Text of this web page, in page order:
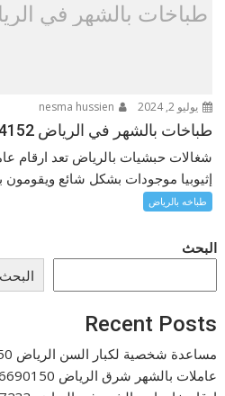
طباخات بالشهر في الرياض
يوليو 2, 2024
طباخات بالشهر في الرياض 0547794152
شغالات حبشيات بالرياض تعد ارقام
إثيوبيا موجودات بشكل شائع ويقومون
طباخه بالرياض
البحث
البحث
Recent Posts
مساعدة شخصية لكبار السن الرياض 0596690150
عاملات بالشهر شرق الرياض 0596690150